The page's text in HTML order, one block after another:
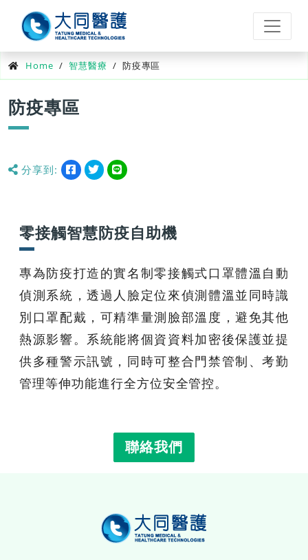
Home / 智慧醫療 / 防疫專區
防疫專區
分
分享到:
分
享
分
享
分
享
零接觸智慧防疫自助機
專為防疫打造的實名制零接觸式口罩體溫自動
偵測系統，透過人臉定位來偵測體溫並同時識
別口罩配戴，可精準量測臉部溫度，避免其他
熱源影響。系統能將個資資料加密後保護並提
供多種警示訊號，同時可整合門禁管制、考勤
管理等伸功能進行全方位安全管控。
聯絡我們